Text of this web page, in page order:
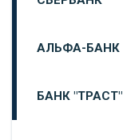
АЛЬФА-БАНК
БАНК "ТРАСТ"